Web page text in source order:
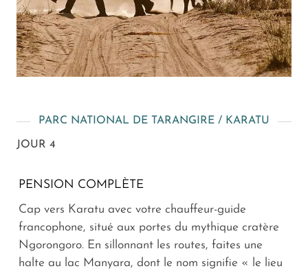
PARC NATIONAL DE TARANGIRE / KARATU
JOUR 4
PENSION COMPLÈTE
Cap vers Karatu avec votre chauffeur-guide
francophone, situé aux portes du mythique cratère
Ngorongoro. En sillonnant les routes, faites une
halte au lac Manyara, dont le nom signifie « le lieu